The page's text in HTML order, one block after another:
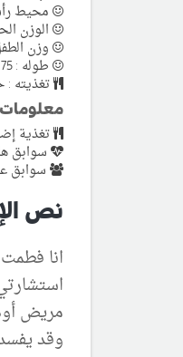
محيط
الوزن
وزن الطفل
طوله : 75
تغذيته :
تغذية
سوابق
سوابق
نص
انا فطمت ابني لمدة ما يقارب
مريض
وقد